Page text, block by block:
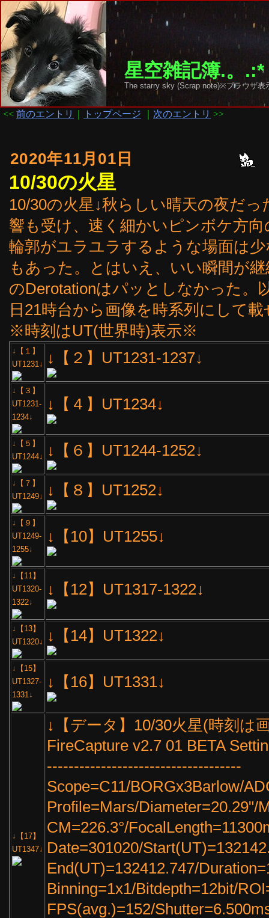
星空雑記簿.。
The starry sky (Scrap note)※ブラウザ
<< 前のエントリ トップページ 次のエントリ >>
2020年11月01日
10/30の火星
10/30の火星↓秋らしい晴天の夜だ
響も受け、速く細かいピンボケ方
輪郭がユラユラするような場面は
もあった。とはいえ、いい瞬間が
のDerotationはパッとしなかった。
日21時台から画像を時系列にして
※時刻はUT(世界時)表示※
↓【１】
UT1231↓
↓【２】UT1231-1237↓
↓【３】
UT1231-
1234↓
↓【４】UT1234↓
↓【５】
UT1244↓
↓【６】UT1244-1252↓
↓【７】
UT1249↓
↓【８】UT1252↓
↓【９】
UT1249-
1255↓
↓【10】UT1255↓
↓【11】
UT1320-
1322↓
↓【12】UT1317-1322↓
↓【13】
UT1320↓
↓【14】UT1322↓
↓【15】
UT1327-
1331↓
↓【16】UT1331↓
↓【17】
UT1347↓
↓【データ】10/30火星(時刻は
FireCapture v2.7 01 BETA
------------------------------------
Scope=C11/BORGx3Barlow/
Profile=Mars/Diameter=20.29"/
CM=226.3°/
Date=301020/
End(UT)=132412.747/
Binning=1x1/Bitdepth=12bit/
FPS(avg.)=152/